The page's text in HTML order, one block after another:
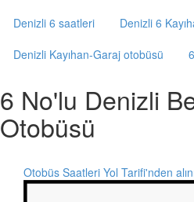
Denizli 6 saatleri
Denizli 6
Denizli Kayıhan-Garaj otobüsü
6 No'lu Denizli
Otobüsü
Otobüs Saatleri Yol Tarifi'nden